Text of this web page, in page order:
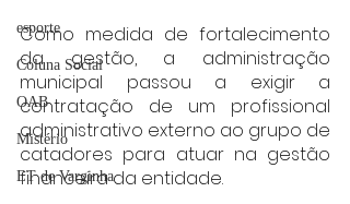
esporte
Coluna Social
OAB
Mistério
ET de Varginha
Como medida de fortalecimento
da gestão, a administração
municipal passou a exigir a
contratação de um profissional
administrativo externo ao grupo de
catadores para atuar na gestão
financeira da entidade.